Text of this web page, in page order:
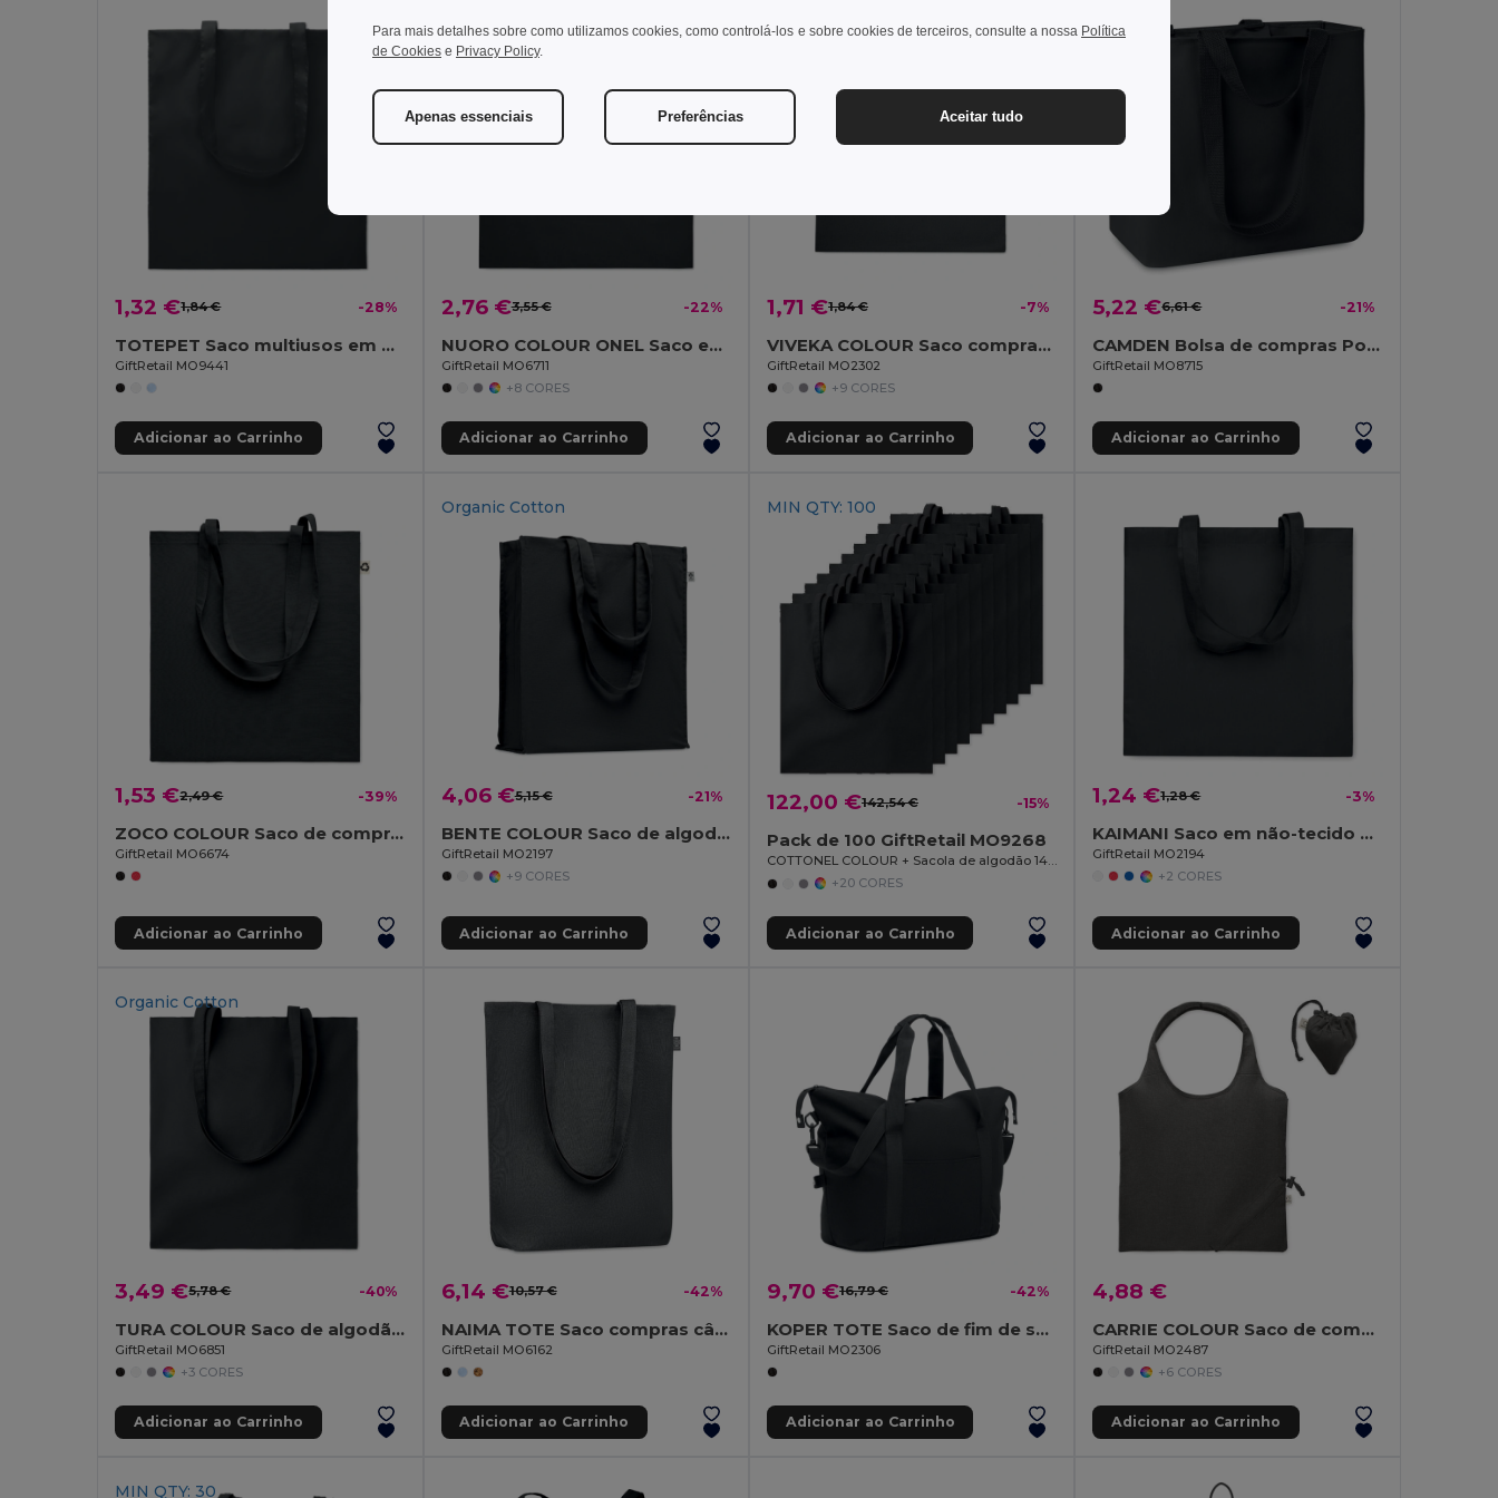
1,32 €1,84 € -28%
TOTEPET Saco multiusos em RPET
GiftRetail MO9441
Adicionar ao Carrinho
2,76 €3,55 € -22%
NUORO COLOUR ONEL Saco em algodão orgânico
GiftRetail MO6711
+8 CORES
Adicionar ao Carrinho
1,71 €1,84 € -7%
VIVEKA COLOUR Saco compras algodão reciclado
GiftRetail MO2302
+9 CORES
Adicionar ao Carrinho
5,22 €6,61 € -21%
CAMDEN Bolsa de compras Poliester 60
GiftRetail MO8715
Adicionar ao Carrinho
1,53 €2,49 € -39%
ZOCO COLOUR Saco de compras em algodão
GiftRetail MO6674
Adicionar ao Carrinho
Organic Cotton
4,06 €5,15 € -21%
BENTE COLOUR Saco de algodão orgânico 220gr
GiftRetail MO2197
+9 CORES
Adicionar ao Carrinho
MIN QTY: 100
122,00 €142,54 € -15%
Pack de 100 GiftRetail MO9268
COTTONEL COLOUR + Sacola de algodão 140 gr / m²
+20 CORES
Adicionar ao Carrinho
1,24 €1,28 € -3%
KAIMANI Saco em não-tecido RPET 80gr
GiftRetail MO2194
+2 CORES
Adicionar ao Carrinho
Organic Cotton
3,49 €5,78 € -40%
TURA COLOUR Saco de algodão orgânico EU
GiftRetail MO6851
+3 CORES
Adicionar ao Carrinho
6,14 €10,57 € -42%
NAIMA TOTE Saco compras cânhamo 200 g/m2
GiftRetail MO6162
Adicionar ao Carrinho
9,70 €16,79 € -42%
KOPER TOTE Saco de fim de semana
GiftRetail MO2306
Adicionar ao Carrinho
4,88 €
CARRIE COLOUR Saco de compras dobrável 140gr
GiftRetail MO2487
+6 CORES
Adicionar ao Carrinho
MIN QTY: 30
Para mais detalhes sobre como utilizamos cookies, como controlá-los e sobre cookies de terceiros, consulte a nossa Política
de Cookies e Privacy Policy.
Apenas essenciais Preferências Aceitar tudo